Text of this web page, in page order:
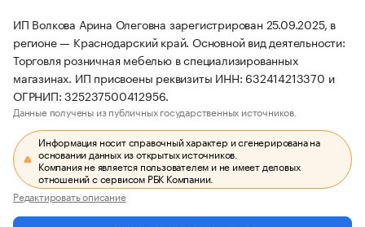
ИП Волкова Арина Олеговна зарегистрирован 25.09.2025, в
регионе — Краснодарский край. Основной вид деятельности:
Торговля розничная мебелью в специализированных
магазинах. ИП присвоены реквизиты ИНН: 632414213370 и
ОГРНИП: 325237500412956.
Данные получены из публичных государственных источников.
Информация носит справочный характер и сгенерирована на
основании данных из открытых источников.
Компания не является пользователем и не имеет деловых
отношений с сервисом РБК Компании.
Редактировать описание